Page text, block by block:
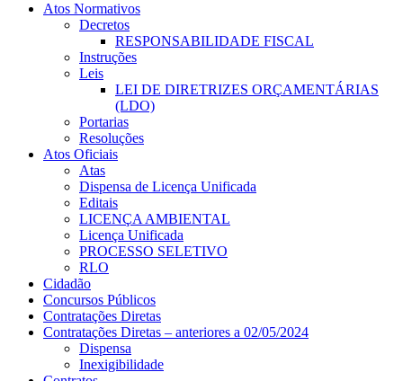
Atos Normativos
Decretos
RESPONSABILIDADE FISCAL
Instruções
Leis
LEI DE DIRETRIZES ORÇAMENTÁRIAS
(LDO)
Portarias
Resoluções
Atos Oficiais
Atas
Dispensa de Licença Unificada
Editais
LICENÇA AMBIENTAL
Licença Unificada
PROCESSO SELETIVO
RLO
Cidadão
Concursos Públicos
Contratações Diretas
Contratações Diretas – anteriores a 02/05/2024
Dispensa
Inexigibilidade